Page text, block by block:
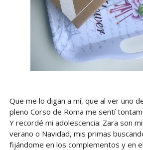
Que me lo digan a mí, que al ver uno
pleno Corso de Roma me sentí
Y recordé mi adolescencia: Zara son
verano o Navidad, mis primas
fijándome en los complementos y en